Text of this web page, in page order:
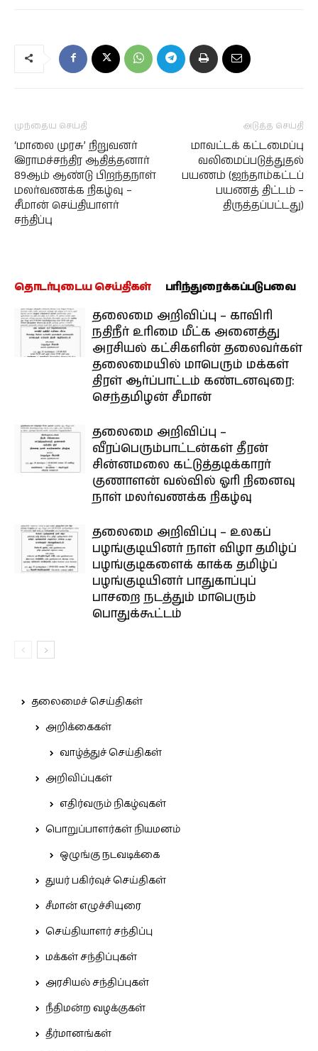
முந்தைய செய்தி
‘மாலை முரசு’ நிறுவனர்
இராமச்சந்திர ஆதித்தனார்
89ஆம் ஆண்டு பிறந்தநாள்
மலர்வணக்க நிகழ்வு –
சீமான் செய்தியாளர்
சந்திப்பு
அடுத்த செய்தி
மாவட்டக் கட்டமைப்பு
வலிமைப்படுத்துதல்
பயணம் (ஐந்தாம்கட்டப்
பயணத் திட்டம் –
திருத்தப்பட்டது)
தொடர்புடைய செய்திகள் பரிந்துரைக்கப்படுபவை
தலைமை அறிவிப்பு – காவிரி
நதிநீர் உரிமை மீட்க அனைத்து
அரசியல் கட்சிகளின் தலைவர்கள்
தலைமையில் மாபெரும் மக்கள்
திரள் ஆர்ப்பாட்டம் கண்டனவுரை:
செந்தமிழன் சீமான்
தலைமை அறிவிப்பு –
வீரப்பெரும்பாட்டன்கள் தீரன்
சின்னமலை கட்டுத்தடிக்காரர்
குணாளன் வல்வில் ஓரி நினைவு
நாள் மலர்வணக்க நிகழ்வு
தலைமை அறிவிப்பு – உலகப்
பழங்குடியினர் நாள் விழா தமிழ்ப்
பழங்குடிகளைக் காக்க தமிழ்ப்
பழங்குடியினர் பாதுகாப்புப்
பாசறை நடத்தும் மாபெரும்
பொதுக்கூட்டம்
தலைமைச் செய்திகள்
அறிக்கைகள்
வாழ்த்துச் செய்திகள்
அறிவிப்புகள்
எதிர்வரும் நிகழ்வுகள்
பொறுப்பாளர்கள் நியமனம்
ஒழுங்கு நடவடிக்கை
துயர் பகிர்வுச் செய்திகள்
சீமான் எழுச்சியுரை
செய்தியாளர் சந்திப்பு
மக்கள் சந்திப்புகள்
அரசியல் சந்திப்புகள்
நீதிமன்ற வழக்குகள்
தீர்மானங்கள்